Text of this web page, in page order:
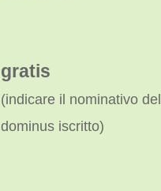
gratis
(indicare il nominativo del
dominus iscritto)